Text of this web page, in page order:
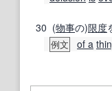
30 (物事の)限度
例文 of a